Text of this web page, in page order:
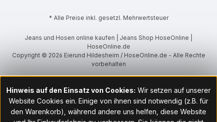
* Alle Preise inkl. gesetzl. Mehrwertsteuer
Jeans und Hosen online kaufen | Jeans Shop HoseOnline |
HoseOnline.de
Copyright © 2026 Eierund Hildesheim / HoseOnline.de - Alle Rechte
vorbehalten
Hinweis auf den Einsatz von Cookies: Wir setzen auf unserer
Website Cookies ein. Einige von ihnen sind notwendig (z.B. für
den Warenkorb), während andere uns helfen, diese Website